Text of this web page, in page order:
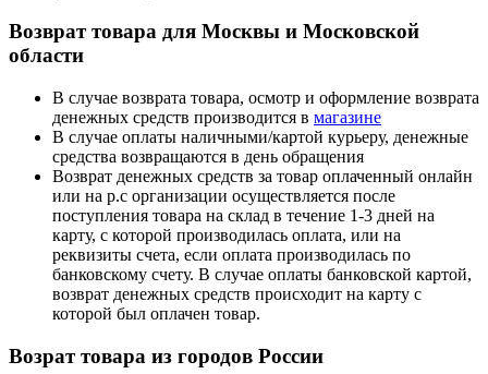
Возврат товара для Москвы и Московской
области
В случае возврата товара, осмотр и оформление возврата
денежных средств производится в магазине
В случае оплаты наличными/картой курьеру, денежные
средства возвращаются в день обращения
Возврат денежных средств за товар оплаченный онлайн
или на р.с организации осуществляется после
поступления товара на склад в течение 1-3 дней на
карту, с которой производилась оплата, или на
реквизиты счета, если оплата производилась по
банковскому счету. В случае оплаты банковской картой,
возврат денежных средств происходит на карту с
которой был оплачен товар.
Возрат товара из городов России